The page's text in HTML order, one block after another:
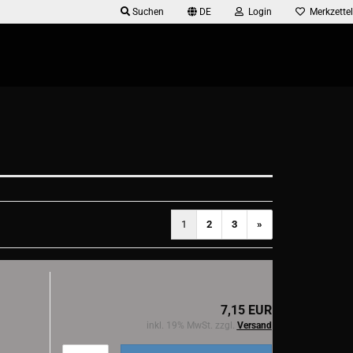
Suchen DE Login Merkzettel
1 2 3 »
7,15 EUR
inkl. 19% MwSt. zzgl. Versand